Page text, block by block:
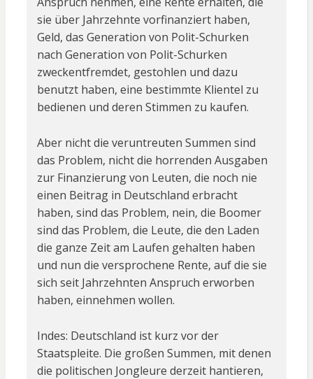
sie über Jahrzehnte vorfinanziert haben,
Geld, das Generation von Polit-Schurken
nach Generation von Polit-Schurken
zweckentfremdet, gestohlen und dazu
benutzt haben, eine bestimmte Klientel zu
bedienen und deren Stimmen zu kaufen.
Aber nicht die veruntreuten Summen sind
das Problem, nicht die horrenden Ausgaben
zur Finanzierung von Leuten, die noch nie
einen Beitrag in Deutschland erbracht
haben, sind das Problem, nein, die Boomer
sind das Problem, die Leute, die den Laden
die ganze Zeit am Laufen gehalten haben
und nun die versprochene Rente, auf die sie
sich seit Jahrzehnten Anspruch erworben
haben, einnehmen wollen.
Indes: Deutschland ist kurz vor der
Staatspleite. Die großen Summen, mit denen
die politischen Jongleure derzeit hantieren,